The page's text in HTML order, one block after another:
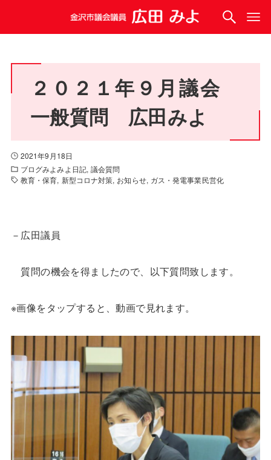
２０２１年９月議会
一般質問 広田みよ
2021年9月18日
ブログみよみよ日記 議会質問
教育・保育 新型コロナ対策 お知らせ ガス・発電事業民営化
－広田議員
質問の機会を得ましたので、以下質問致します。
※画像をタップすると、動画で見れます。